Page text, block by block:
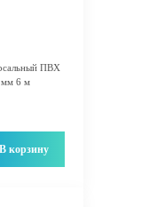
ПВХ
6 м
В корзину